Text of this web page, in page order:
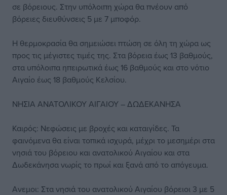
σε βόρειους. Στην υπόλοιπη χώρα θα πνέουν από
βόρειες διευθύνσεις 5 με 7 μποφόρ.
Η θερμοκρασία θα σημειώσει πτώση σε όλη τη χώρα ως
προς τις μέγιστες τιμές της. Στα βόρεια έως 13 βαθμούς,
στα υπόλοιπα ηπειρωτικά έως 16 βαθμούς και στο νότιο
Αιγαίο έως 18 βαθμούς Κελσίου.
ΝΗΣΙΑ ΑΝΑΤΟΛΙΚΟΥ ΑΙΓΑΙΟΥ – ΔΩΔΕΚΑΝΗΣΑ
Καιρός: Νεφώσεις με βροχές και καταιγίδες. Τα
φαινόμενα θα είναι τοπικά ισχυρά, μέχρι το μεσημέρι στα
νησιά του βόρειου και ανατολικού Αιγαίου και στα
Δωδεκάνησα νωρίς το πρωί και ξανά από το απόγευμα.
Ανεμοι: Στα νησιά του ανατολικού Αιγαίου βόρειοι 3 με 5